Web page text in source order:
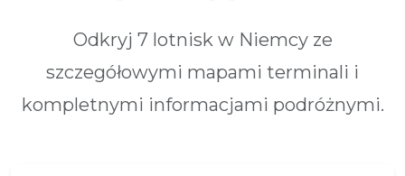
Odkryj 7 lotnisk w Niemcy ze
szczegółowymi mapami terminali i
kompletnymi informacjami podróżnymi.